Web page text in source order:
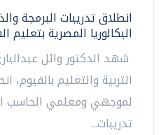
انطلاق تدريبات البرمجة
البكالوريا المصرية بتعليم
شهد الدكتور وائل
التربية والتعليم بالفيوم،
لموجهي ومعلمي الحاسب
تدريبات...